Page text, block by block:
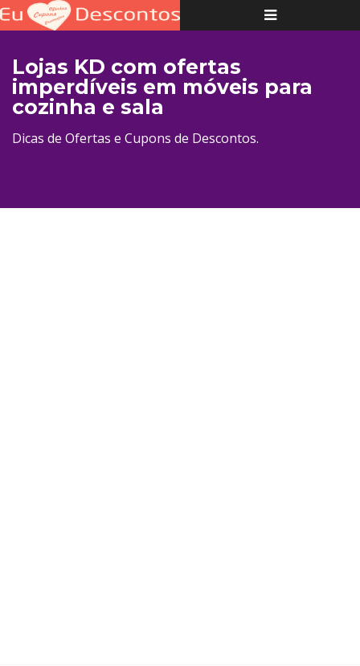
Toggle
navigation
Lojas KD com ofertas
imperdíveis em móveis para
cozinha e sala
Dicas de Ofertas e Cupons de Descontos.